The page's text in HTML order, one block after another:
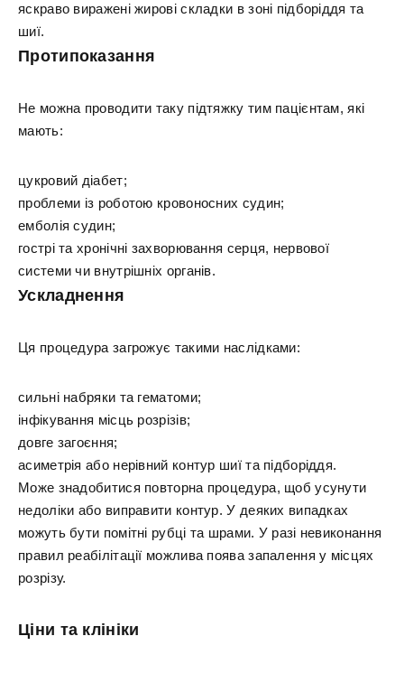
яскраво виражені жирові складки в зоні підборіддя та
шиї.
Протипоказання
Не можна проводити таку підтяжку тим пацієнтам, які
мають:
цукровий діабет;
проблеми із роботою кровоносних судин;
емболія судин;
гострі та хронічні захворювання серця, нервової
системи чи внутрішніх органів.
Ускладнення
Ця процедура загрожує такими наслідками:
сильні набряки та гематоми;
інфікування місць розрізів;
довге загоєння;
асиметрія або нерівний контур шиї та підборіддя.
Може знадобитися повторна процедура, щоб усунути
недоліки або виправити контур. У деяких випадках
можуть бути помітні рубці та шрами. У разі невиконання
правил реабілітації можлива поява запалення у місцях
розрізу.
Ціни та клініки